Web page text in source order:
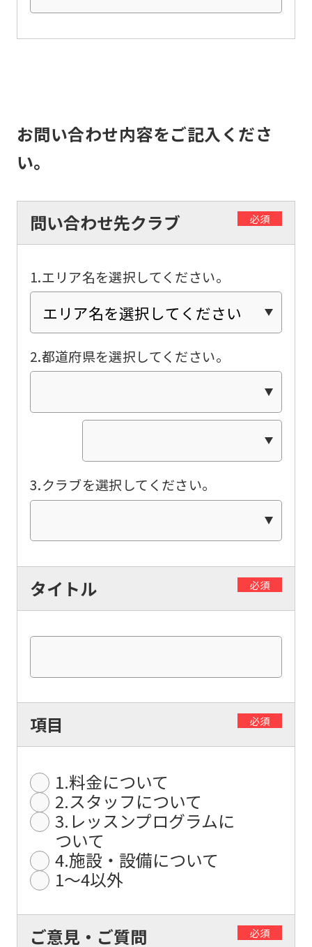
お問い合わせ内容をご記入くださ
い。
問い合わせ先クラブ 必須
1.エリア名を選択してください。
2.都道府県を選択してください。
3.クラブを選択してください。
タイトル 必須
項目 必須
1.料金について
2.スタッフについて
3.レッスンプログラムに
ついて
4.施設・設備について
1〜4以外
ご意見・ご質問 必須
the
top
you
use
translation
service,
Japanese
of
website
be
mechanically,
so
it
not
be
accurate
translation.
translation
may
from
original
content.
ask